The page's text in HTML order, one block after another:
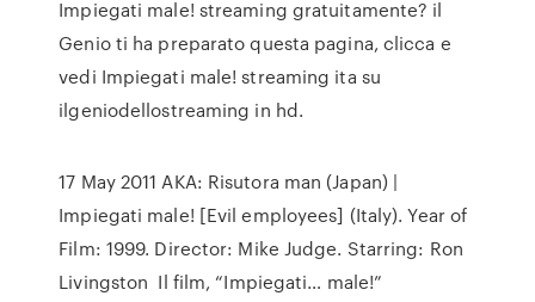
Impiegati male! streaming gratuitamente? il
Genio ti ha preparato questa pagina, clicca e
vedi Impiegati male! streaming ita su
ilgeniodellostreaming in hd.
17 May 2011 AKA: Risutora man (Japan) |
Impiegati male! [Evil employees] (Italy). Year of
Film: 1999. Director: Mike Judge. Starring: Ron
Livingston Il film, “Impiegati… male!”